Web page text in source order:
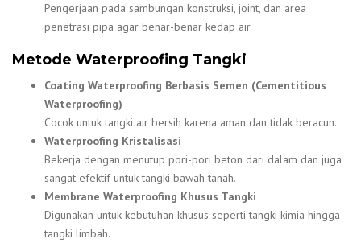
Pengerjaan pada sambungan konstruksi, joint, dan area
penetrasi pipa agar benar-benar kedap air.
Metode Waterproofing Tangki
Coating Waterproofing Berbasis Semen (Cementitious
Waterproofing)
Cocok untuk tangki air bersih karena aman dan tidak beracun.
Waterproofing Kristalisasi
Bekerja dengan menutup pori-pori beton dari dalam dan juga
sangat efektif untuk tangki bawah tanah.
Membrane Waterproofing Khusus Tangki
Digunakan untuk kebutuhan khusus seperti tangki kimia hingga
tangki limbah.